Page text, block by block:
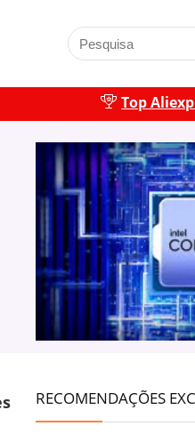
Top
RECOMENDAÇÕES